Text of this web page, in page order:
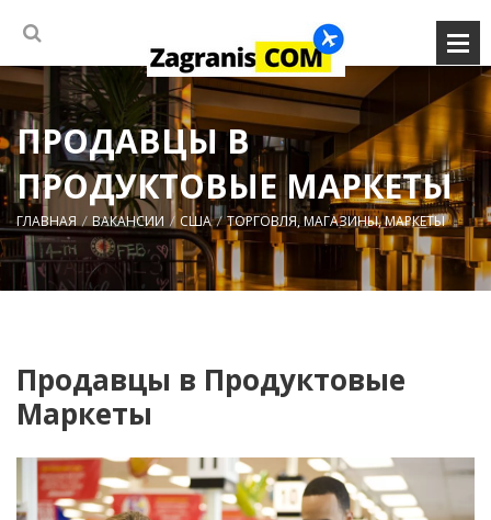
ПРОДАВЦЫ В
ПРОДУКТОВЫЕ МАРКЕТЫ
ГЛАВНАЯ ВАКАНСИИ США ТОРГОВЛЯ, МАГАЗИНЫ, МАРКЕТЫ
Продавцы в Продуктовые
Маркеты